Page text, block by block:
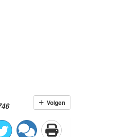
Volgen